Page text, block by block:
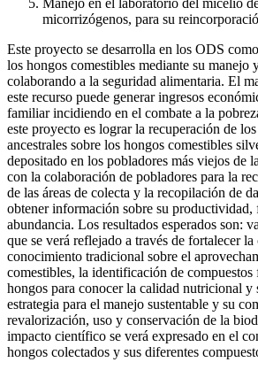
Manejo en el laboratorio del micelio
micorrizógenos, para su
Este proyecto se desarrolla en los ODS
los hongos comestibles mediante su manejo
colaborando a la seguridad alimentaria. El
este recurso puede generar ingresos
familiar incidiendo en el combate a la
este proyecto es lograr la recuperación de
ancestrales sobre los hongos comestibles
depositado en los pobladores más viejos de
con la colaboración de pobladores para la
de las áreas de colecta y la recopilación de
obtener información sobre su productividad,
abundancia. Los resultados esperados son:
que se verá reflejado a través de fortalecer
conocimiento tradicional sobre el
comestibles, la identificación de
hongos para conocer la calidad nutricional y
estrategia para el manejo sustentable y su
revalorización, uso y conservación de la
impacto científico se verá expresado en el
hongos colectados y sus diferentes